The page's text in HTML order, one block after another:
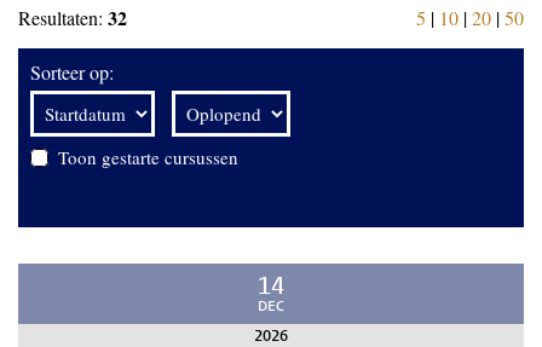
Resultaten: 32 5 | 10 |20 |50
Sorteer op:
Toon gestarte cursussen
14
DEC
2026